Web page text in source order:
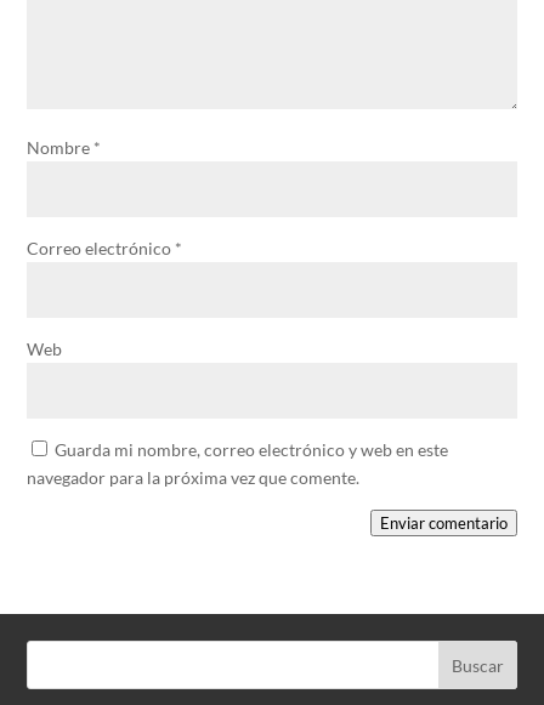
Nombre *
Correo electrónico *
Web
Guarda mi nombre, correo electrónico y web en este
navegador para la próxima vez que comente.
Enviar comentario